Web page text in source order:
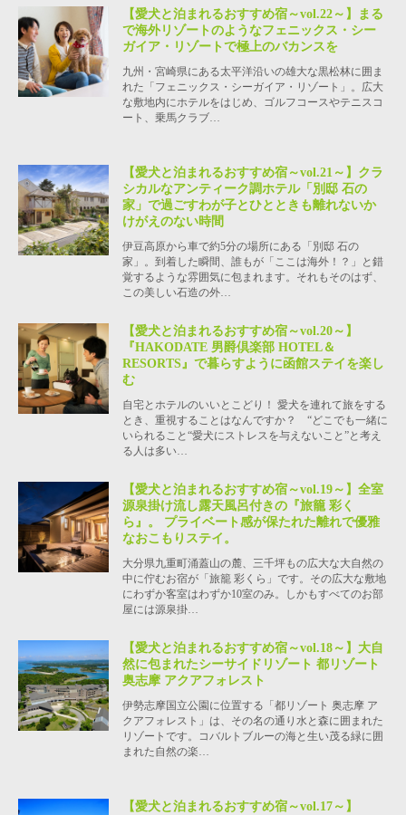
【愛犬と泊まれるおすすめ宿～vol.22～】まる
で海外リゾートのようなフェニックス・シー
ガイア・リゾートで極上のバカンスを
九州・宮崎県にある太平洋沿いの雄大な黒松林に囲ま
れた「フェニックス・シーガイア・リゾート」。広大
な敷地内にホテルをはじめ、ゴルフコースやテニスコ
ート、乗馬クラブ…
【愛犬と泊まれるおすすめ宿～vol.21～】クラ
シカルなアンティーク調ホテル「別邸 石の
家」で過ごすわが子とひとときも離れないか
けがえのない時間
伊豆高原から車で約5分の場所にある「別邸 石の
家」。到着した瞬間、誰もが「ここは海外！？」と錯
覚するような雰囲気に包まれます。それもそのはず、
この美しい石造の外…
【愛犬と泊まれるおすすめ宿～vol.20～】
『HAKODATE 男爵倶楽部 HOTEL＆
RESORTS』で暮らすように函館ステイを楽し
む
自宅とホテルのいいとこどり！ 愛犬を連れて旅をする
とき、重視することはなんですか？ “どこでも一緒に
いられること“愛犬にストレスを与えないこと”と考え
る人は多い…
【愛犬と泊まれるおすすめ宿～vol.19～】全室
源泉掛け流し露天風呂付きの『旅籠 彩く
ら』。 プライベート感が保たれた離れで優雅
なおこもりステイ。
大分県九重町涌蓋山の麓、三千坪もの広大な大自然の
中に佇むお宿が「旅籠 彩くら」です。その広大な敷地
にわずか客室はわずか10室のみ。しかもすべてのお部
屋には源泉掛…
【愛犬と泊まれるおすすめ宿～vol.18～】大自
然に包まれたシーサイドリゾート 都リゾート
奥志摩 アクアフォレスト
伊勢志摩国立公園に位置する「都リゾート 奥志摩 ア
クアフォレスト」は、その名の通り水と森に囲まれた
リゾートです。コバルトブルーの海と生い茂る緑に囲
まれた自然の楽…
【愛犬と泊まれるおすすめ宿～vol.17～】